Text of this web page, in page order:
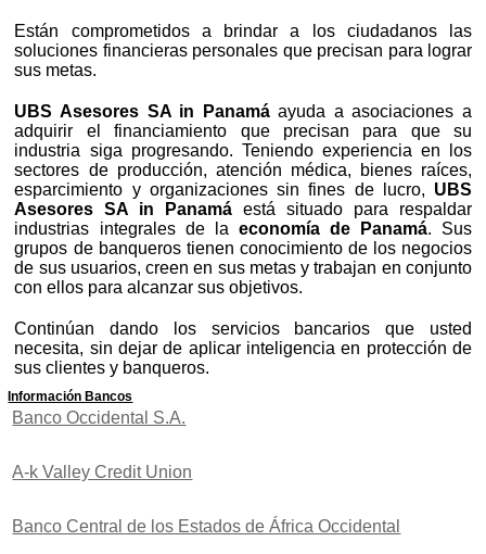
Están comprometidos a brindar a los ciudadanos las
soluciones financieras personales que precisan para lograr
sus metas.
UBS Asesores SA in Panamáayuda a asociaciones a
adquirir el financiamiento que precisan para que su
industria siga progresando. Teniendo experiencia en los
sectores de producción, atención médica, bienes raíces,
esparcimiento y organizaciones sin fines de lucro, UBS
Asesores SA in Panamá está situado para respaldar
industrias integrales de la economía de Panamá. Sus
grupos de banqueros tienen conocimiento de los negocios
de sus usuarios, creen en sus metas y trabajan en conjunto
con ellos para alcanzar sus objetivos.
Continúan dando los servicios bancarios que usted
necesita, sin dejar de aplicar inteligencia en protección de
sus clientes y banqueros.
Información Bancos
Banco Occidental S.A.
A-k Valley Credit Union
Banco Central de los Estados de África Occidental